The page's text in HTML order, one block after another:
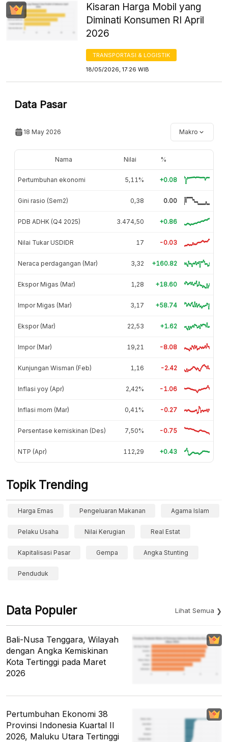
Kisaran Harga Mobil yang
Diminati Konsumen RI April
2026
TRANSPORTASI & LOGISTIK
18/05/2026, 17:26 WIB
Data Pasar
18 May 2026 Makro
Nama Nilai %
Pertumbuhan ekonomi 5,11% +0.08
Gini rasio (Sem2) 0,38 0.00
PDB ADHK (Q4 2025) 3.474,50 +0.86
Nilai Tukar USDIDR 17 -0.03
Neraca perdagangan (Mar) 3,32 +160.82
Ekspor Migas (Mar) 1,28 +18.60
Impor Migas (Mar) 3,17 +58.74
Ekspor (Mar) 22,53 +1.62
Impor (Mar) 19,21 -8.08
Kunjungan Wisman (Feb) 1,16 -2.42
Inflasi yoy (Apr) 2,42% -1.06
Inflasi mom (Mar) 0,41% -0.27
Persentase kemiskinan (Des) 7,50% -0.75
NTP (Apr) 112,29 +0.43
Topik Trending
Harga Emas Pengeluaran Makanan Agama Islam
Pelaku Usaha Nilai Kerugian Real Estat
Kapitalisasi Pasar Gempa Angka Stunting
Penduduk
Data Populer Lihat Semua
Bali-Nusa Tenggara, Wilayah
dengan Angka Kemiskinan
Kota Tertinggi pada Maret
2026
Pertumbuhan Ekonomi 38
Provinsi Indonesia Kuartal II
2026, Maluku Utara Tertinggi